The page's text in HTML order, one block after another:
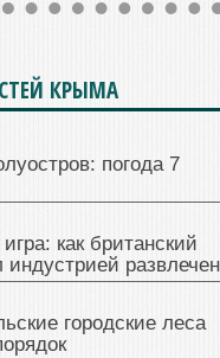
КРЫМА
погода 7
как британский
городские леса